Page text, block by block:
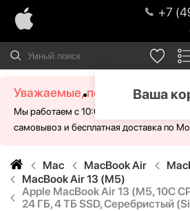
+7
Ваша
Уважаемые, посетители!
Мы работаем с 10:00 - 21:00 без
самовывоз и бесплатная доставка по
Mac MacBook Air
MacBook Air 13 (M5)
Apple MacBook Air 13 (M5, 10C
24 ГБ, 4 ТБ SSD, Cеребристый